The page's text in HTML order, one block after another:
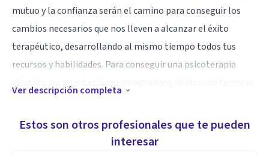
mutuo y la confianza serán el camino para conseguir los
cambios necesarios que nos lleven a alcanzar el éxito
terapéutico, desarrollando al mismo tiempo todos tus
recursos y habilidades. Para conseguir una psicoterapia
terapias presenciales, respeto estrictamente el mismo
encuadre, y ética profesional.
Ver descripción completa
Estos son otros profesionales que te pueden
interesar